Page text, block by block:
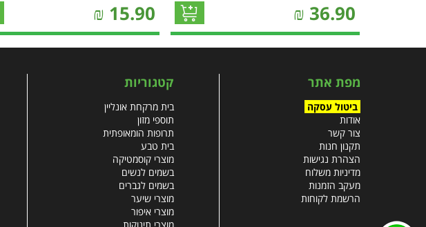
36.90
₪
15.90
₪
מפת אתר
ביטול עסקה
אודות
צור קשר
תקנון חנות
הצהרת נגישות
מדיניות משלוח
מעקב הזמנות
הרשמת לקוחות
קטגוריות
בית מרקחת אונליין
תוספי מזון
תרופות הומאופתית
בית טבע
מוצרי קוסמטיקה
בשמים לנשים
בשמים לגברים
מוצרי שיער
מוצרי איפור